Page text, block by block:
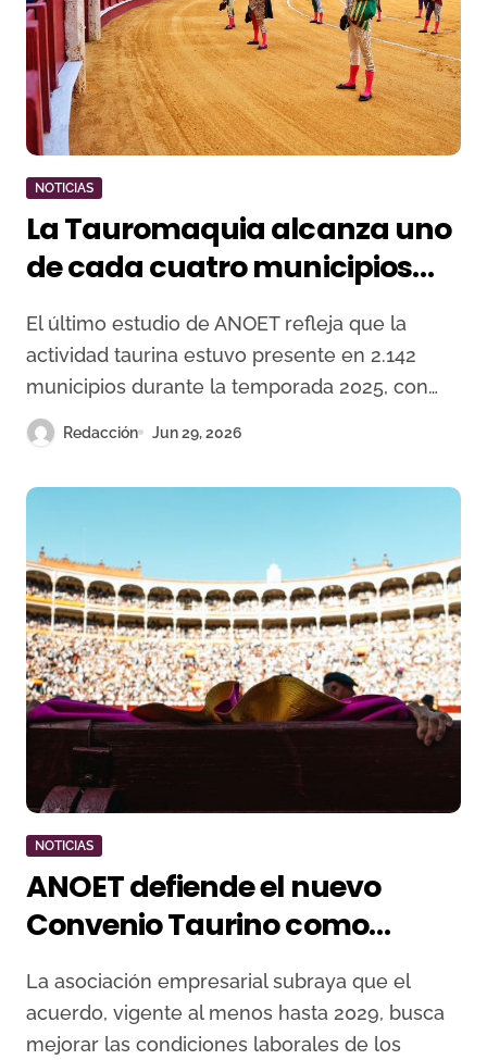
NOTICIAS
La Tauromaquia alcanza uno
de cada cuatro municipios
españoles con más de 21.500
festejos en 2025
El último estudio de ANOET refleja que la
actividad taurina estuvo presente en 2.142
municipios durante la temporada 2025, con…
Redacción Jun 29, 2026
NOTICIAS
ANOET defiende el nuevo
Convenio Taurino como
herramienta contra la
competencia desleal en el
sector
La asociación empresarial subraya que el
acuerdo, vigente al menos hasta 2029, busca
mejorar las condiciones laborales de los